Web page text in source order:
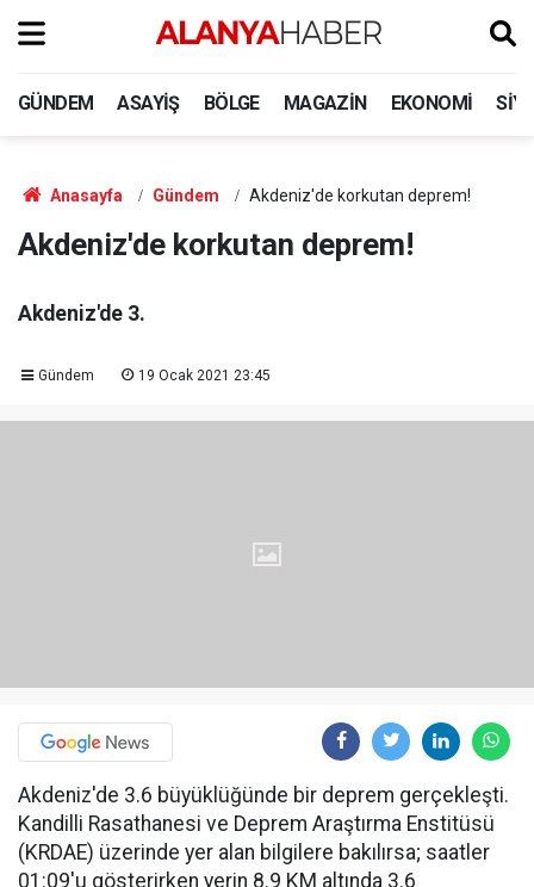
GÜNDEM ASAYIŞ BÖLGE MAGAZIN EKONOMI
Anasayfa Gündem Akdeniz'de korkutan deprem!
Akdeniz'de korkutan deprem!
Akdeniz'de 3.
Gündem 19 Ocak 2021 23:45
Akdeniz'de 3.6 büyüklüğünde bir deprem gerçekleşti.
Kandilli Rasathanesi ve Deprem Araştırma Enstitüsü
(KRDAE) üzerinde yer alan bilgilere bakılırsa; saatler
01:09'u gösterirken yerin 8.9 KM altında 3.6